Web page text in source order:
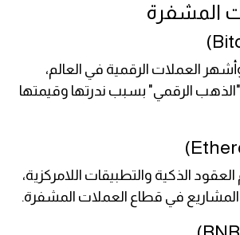
المشفرة
العملات الرقمية في العالم،
الرقمي" بسبب ندرتها وقيمتها
العقود الذكية والتطبيقات اللامركزية،
في قطاع العملات المشفرة.